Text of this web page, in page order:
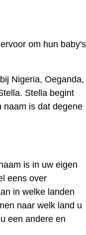
om hun baby's
Nigeria, Oeganda,
Stella begint
naam is dat degene
is in uw eigen
eens over
in welke landen
naar welk land u
een andere en